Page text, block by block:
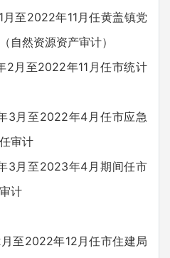
2022年11月任黄盖镇党
自然资源资产审计）
至2022年11月任市统计
至2022年4月任市应急
审计
至2023年4月期间任市
计
2022年12月任市住建局